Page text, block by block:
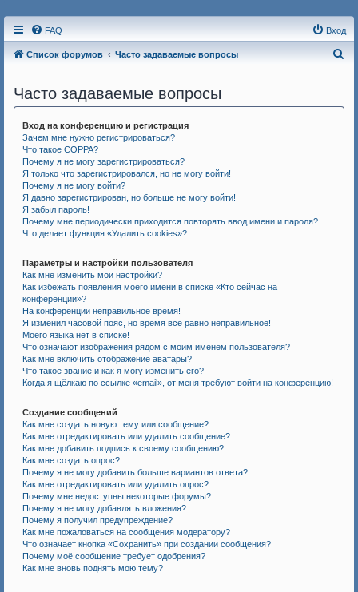
FAQ Вход
Список форумов Часто задаваемые вопросы
Часто задаваемые вопросы
Вход на конференцию и регистрация
Зачем мне нужно регистрироваться?
Что такое COPPA?
Почему я не могу зарегистрироваться?
Я только что зарегистрировался, но не могу войти!
Почему я не могу войти?
Я давно зарегистрирован, но больше не могу войти!
Я забыл пароль!
Почему мне периодически приходится повторять ввод имени и пароля?
Что делает функция «Удалить cookies»?
Параметры и настройки пользователя
Как мне изменить мои настройки?
Как избежать появления моего имени в списке «Кто сейчас на
конференции»?
На конференции неправильное время!
Я изменил часовой пояс, но время всё равно неправильное!
Моего языка нет в списке!
Что означают изображения рядом с моим именем пользователя?
Как мне включить отображение аватары?
Что такое звание и как я могу изменить его?
Когда я щёлкаю по ссылке «email», от меня требуют войти на конференцию!
Создание сообщений
Как мне создать новую тему или сообщение?
Как мне отредактировать или удалить сообщение?
Как мне добавить подпись к своему сообщению?
Как мне создать опрос?
Почему я не могу добавить больше вариантов ответа?
Как мне отредактировать или удалить опрос?
Почему мне недоступны некоторые форумы?
Почему я не могу добавлять вложения?
Почему я получил предупреждение?
Как мне пожаловаться на сообщения модератору?
Что означает кнопка «Сохранить» при создании сообщения?
Почему моё сообщение требует одобрения?
Как мне вновь поднять мою тему?